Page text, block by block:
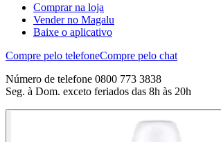
Comprar na loja
Vender no Magalu
Baixe o aplicativo
Compre pelo telefoneCompre pelo chat
Número de telefone 0800 773 3838
Seg. à Dom. exceto feriados das 8h às 20h